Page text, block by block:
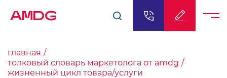
AMDG
главная
толковый словарь маркетолога от amdg
жизненный цикл товара/услуги